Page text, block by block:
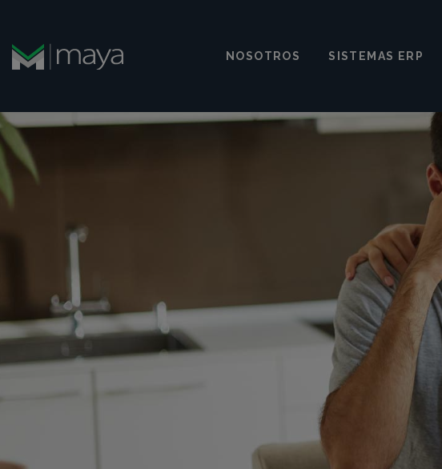
NOSOTROS SISTEMAS ERP